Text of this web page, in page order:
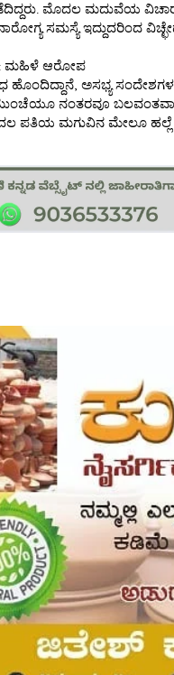
ಮೊದಲ ಮದುವೆಯ
ಸಮಸ್ಯೆ ಇದ್ದುದರಿಂದ
ಮಹಿಳೆ ಆರೋಪ
ಅಸಭ್ಯ
ನಂತರವೂ
ಪತಿಯ ಮಗುವಿನ ಮೇಲೂ ಹಲ್ಲೆ